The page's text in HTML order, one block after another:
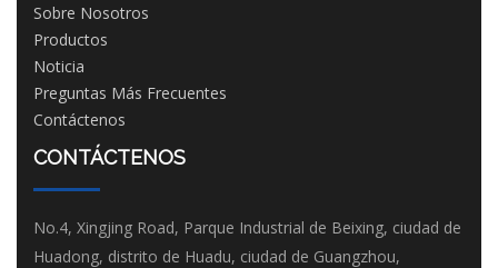
Sobre Nosotros
Productos
Noticia
Preguntas Más Frecuentes
Contáctenos
CONTÁCTENOS
No.4, Xingjing Road, Parque Industrial de Beixing, ciudad de
Huadong, distrito de Huadu, ciudad de Guangzhou,